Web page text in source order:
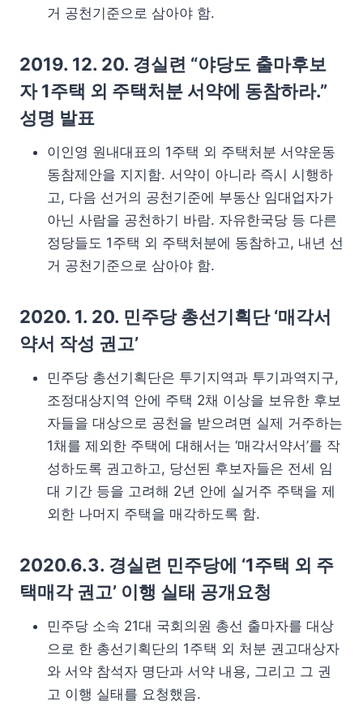
거 공천기준으로 삼아야 함.
2019. 12. 20. 경실련 “야당도 출마후보
자 1주택 외 주택처분 서약에 동참하라.”
성명 발표
이인영 원내대표의 1주택 외 주택처분 서약운동
동참제안을 지지함. 서약이 아니라 즉시 시행하
고, 다음 선거의 공천기준에 부동산 임대업자가
아닌 사람을 공천하기 바람. 자유한국당 등 다른
정당들도 1주택 외 주택처분에 동참하고, 내년 선
거 공천기준으로 삼아야 함.
2020. 1. 20. 민주당 총선기획단 ‘매각서
약서 작성 권고’
민주당 총선기획단은 투기지역과 투기과역지구,
조정대상지역 안에 주택 2채 이상을 보유한 후보
자들을 대상으로 공천을 받으려면 실제 거주하는
1채를 제외한 주택에 대해서는 ‘매각서약서’를 작
성하도록 권고하고, 당선된 후보자들은 전세 임
대 기간 등을 고려해 2년 안에 실거주 주택을 제
외한 나머지 주택을 매각하도록 함.
2020.6.3. 경실련 민주당에 ‘1주택 외 주
택매각 권고’ 이행 실태 공개요청
민주당 소속 21대 국회의원 총선 출마자를 대상
으로 한 총선기획단의 1주택 외 처분 권고대상자
와 서약 참석자 명단과 서약 내용, 그리고 그 권
고 이행 실태를 요청했음.